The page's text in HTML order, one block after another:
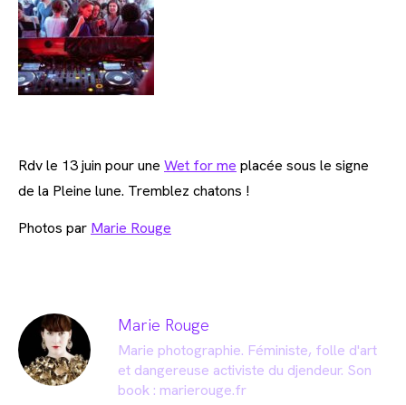
Rdv le 13 juin pour une Wet for me placée sous le signe
de la Pleine lune. Tremblez chatons !
Photos par Marie Rouge
Marie Rouge
Marie photographie. Féministe, folle d'art
et dangereuse activiste du djendeur. Son
book : marierouge.fr